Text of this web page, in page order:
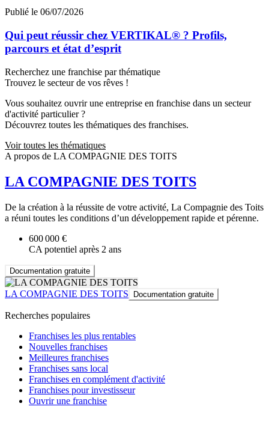
Publié le 06/07/2026
Qui peut réussir chez VERTIKAL® ? Profils,
parcours et état d’esprit
Recherchez une franchise par thématique
Trouvez le secteur de vos rêves !
Vous souhaitez ouvrir une entreprise en franchise dans un secteur
d'activité particulier ?
Découvrez toutes les thématiques des franchises.
Voir toutes les thématiques
A propos de LA COMPAGNIE DES TOITS
LA COMPAGNIE DES TOITS
De la création à la réussite de votre activité, La Compagnie des Toits
a réuni toutes les conditions d’un développement rapide et pérenne.
600 000 €
CA potentiel après 2 ans
Documentation gratuite
LA COMPAGNIE DES TOITS Documentation gratuite
Recherches populaires
Franchises les plus rentables
Nouvelles franchises
Meilleures franchises
Franchises sans local
Franchises en complément d'activité
Franchises pour investisseur
Ouvrir une franchise